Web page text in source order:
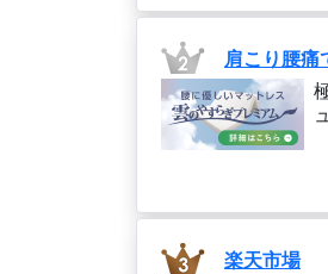
肩こり腰痛
楽天市場